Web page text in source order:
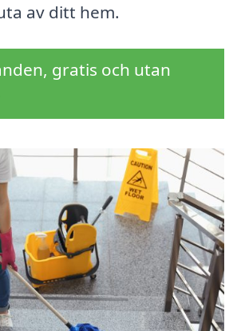
av ditt hem.
gratis och utan